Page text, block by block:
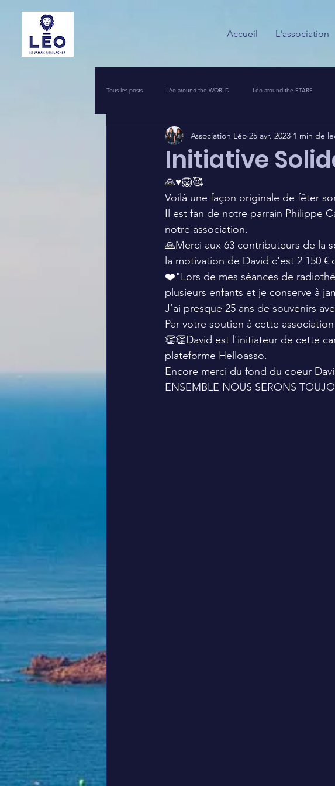
Accueil L'association
Tous les posts Léo around the WORLD Léo around the STARS
VOS INITIATIVES SOLIDAIRES COIN PRESSE CALENDRIER
UNE NUIT POUR 2500 VOIX
Initiative
Association Léo 25 avr. 2023 1 min de
🙏♥️🦁🥰
Voilà une façon originale de fêter
Il est fan de notre parrain Philippe
notre association.
🙏Merci aux 63 contributeurs de la
la motivation de David c'est 2 150
❤️"Lors de mes séances de
plusieurs enfants et je conserve à
J’ai presque 25 ans de souvenirs
Par votre soutien à cette
👏👏David est l'initiateur de cette
plateforme Helloasso.
Encore merci du fond du coeur
ENSEMBLE NOUS SERONS